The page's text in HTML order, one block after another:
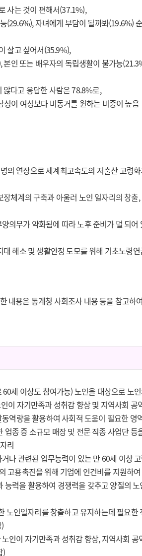
사는 것이 편해서(37.1%),
(29.6%), 자녀에게 부담이 될까봐(19.6%)
살고 싶어서(35.9%),
인 또는 배우자의 독립생활이 불가능
다고 응답한 사람은 78.8%로,
이 여성보다 비동거를 원하는 비중이 높음
연장으로 세계최고속도의 저출산 고령
체계의 구축과 아울러 노인 일자리의 창출
의무가 약화됨에 따라 노후 준비가 덜 되
해소 및 생활안정 도모를 위해 기초노령
내용은 통계청 사회조사 내용 등을 참고하
세 이상도 참여가능) 노인을 대상으로 노
이 자기만족과 성취감 향상 및 지역사회
역량을 활용하여 사회적 도움이 필요한
종 중 소규모 매장 및 전문 직종 사업단
리
나 관련된 업무능력이 있는 만 60세 이상
고용촉진을 위해 기업에 인건비를 지원하
력을 활용하여 경쟁력을 갖추고 양질의
노인일자리를 창출하고 유지하는데 필요
인이 자기만족과 성취감 향상, 지역사회
)